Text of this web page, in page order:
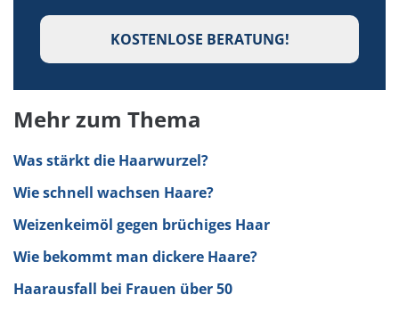
KOSTENLOSE BERATUNG!
Mehr zum Thema
Was stärkt die Haarwurzel?
Wie schnell wachsen Haare?
Weizenkeimöl gegen brüchiges Haar
Wie bekommt man dickere Haare?
Haarausfall bei Frauen über 50